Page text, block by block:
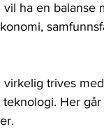
vil ha en balanse
virkelig trives
Her